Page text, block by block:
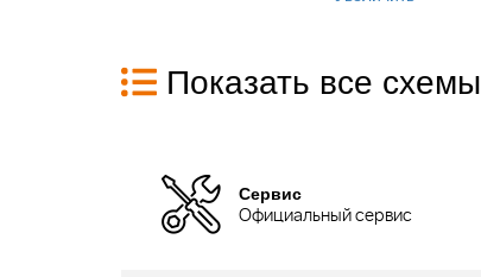
Показать все схемы
Сервис
Официальный сервис